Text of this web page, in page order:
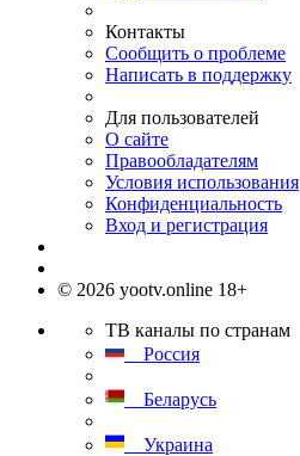
Контакты
Сообщить о проблеме
Написать в поддержку
Для пользователей
О сайте
Правообладателям
Условия использования
Конфиденциальность
Вход и регистрация
© 2026 yootv.online 18+
ТВ каналы по странам
Россия
Беларусь
Украина